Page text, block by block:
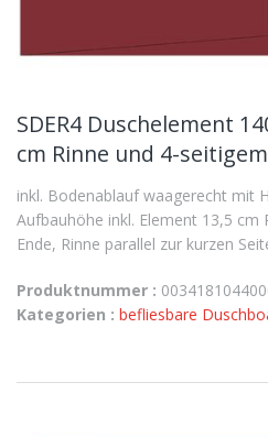
SDER4 Duschelement
cm Rinne und 4-
inkl. Bodenablauf waagerecht mit
Aufbauhöhe inkl. Element 13,5
Ende, Rinne parallel zur kurzen
Produktnummer :
Kategorien : befliesbare